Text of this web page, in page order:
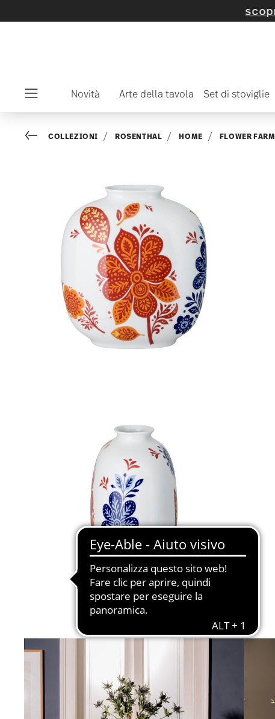
scopritelo ora
Novità Arte della tavola Set di stoviglie
Go backCOLLEZIONI ROSENTHAL HOME FLOWER FARM